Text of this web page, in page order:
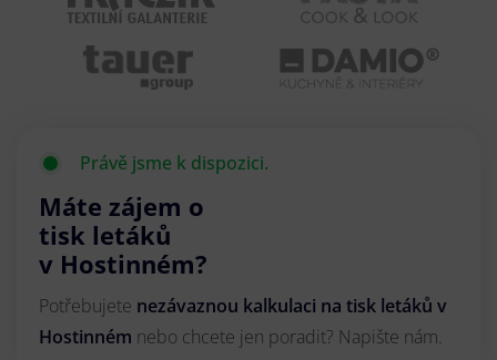
Právě jsme k dispozici.
Máte zájem o
tisk letáků
v Hostinném?
Potřebujete nezávaznou kalkulaci na tisk letáků v
Hostinném nebo chcete jen poradit? Napište nám.